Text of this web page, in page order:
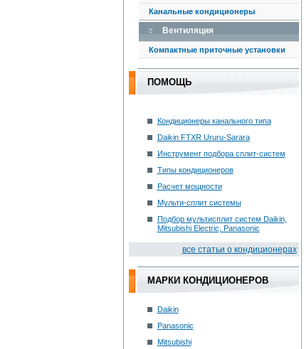
Канальные кондиционеры
Вентиляция
Компактные приточные установки
ПОМОЩЬ
Кондиционеры канального типа
Daikin FTXR Ururu-Sarara
Инструмент подбора сплит-систем
Типы кондиционеров
Расчет мощности
Мульти-сплит системы
Подбор мультисплит систем Daikin,
Mitsubishi Electric, Panasonic
вce cтaтьи o кoндициoнepax
МАРКИ КОНДИЦИОНЕРОВ
Daikin
Panasonic
Mitsubishi